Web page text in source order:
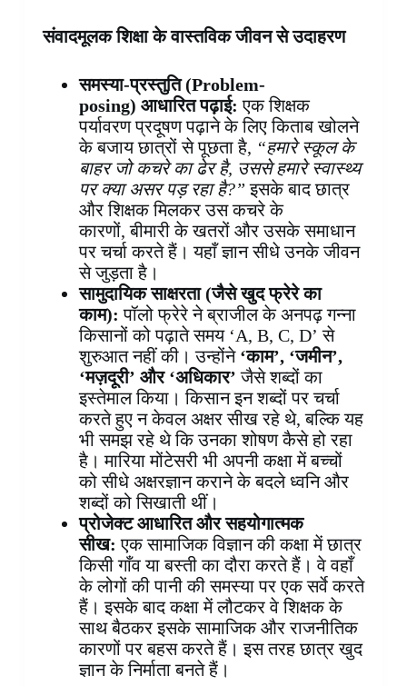
संवादमूलक शिक्षा के वास्तविक जीवन से उदाहरण
समस्या-प्रस्तुति (Problem-
posing) आधारित पढ़ाई: एक शिक्षक
पर्यावरण प्रदूषण पढ़ाने के लिए किताब खोलने
के बजाय छात्रों से पूछता है, “हमारे स्कूल के
बाहर जो कचरे का ढेर है, उससे हमारे स्वास्थ्य
पर क्या असर पड़ रहा है?” इसके बाद छात्र
और शिक्षक मिलकर उस कचरे के
कारणों, बीमारी के खतरों और उसके समाधान
पर चर्चा करते हैं। यहाँ ज्ञान सीधे उनके जीवन
से जुड़ता है।
सामुदायिक साक्षरता (जैसे खुद फ्रेरे का
काम): पॉलो फ्रेरे ने ब्राजील के अनपढ़ गन्ना
किसानों को पढ़ाते समय ‘A, B, C, D’ से
शुरुआत नहीं की। उन्होंने ‘काम’, ‘जमीन’,
‘मज़दूरी’ और ‘अधिकार’ जैसे शब्दों का
इस्तेमाल किया। किसान इन शब्दों पर चर्चा
करते हुए न केवल अक्षर सीख रहे थे, बल्कि यह
भी समझ रहे थे कि उनका शोषण कैसे हो रहा
है। मारिया मोंटेसरी भी अपनी कक्षा में बच्चों
को सीधे अक्षरज्ञान कराने के बदले ध्वनि और
शब्दों को सिखाती थीं।
प्रोजेक्ट आधारित और सहयोगात्मक
सीख: एक सामाजिक विज्ञान की कक्षा में छात्र
किसी गाँव या बस्ती का दौरा करते हैं। वे वहाँ
के लोगों की पानी की समस्या पर एक सर्वे करते
हैं। इसके बाद कक्षा में लौटकर वे शिक्षक के
साथ बैठकर इसके सामाजिक और राजनीतिक
कारणों पर बहस करते हैं। इस तरह छात्र खुद
ज्ञान के निर्माता बनते हैं।